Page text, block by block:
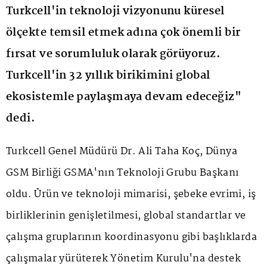
Turkcell'in teknoloji vizyonunu küresel
ölçekte temsil etmek adına çok önemli bir
fırsat ve sorumluluk olarak görüyoruz.
Turkcell'in 32 yıllık birikimini global
ekosistemle paylaşmaya devam edeceğiz"
dedi.
Turkcell Genel Müdürü Dr. Ali Taha Koç, Dünya
GSM Birliği GSMA'nın Teknoloji Grubu Başkanı
oldu. Ürün ve teknoloji mimarisi, şebeke evrimi, iş
birliklerinin genişletilmesi, global standartlar ve
çalışma gruplarının koordinasyonu gibi başlıklarda
çalışmalar yürüterek Yönetim Kurulu'na destek